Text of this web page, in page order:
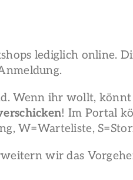
lediglich online.
Wenn ihr wollt,
! Im Portal
W=Warteliste,
wir das